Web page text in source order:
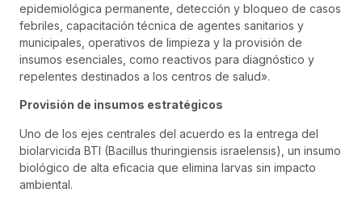
epidemiológica permanente, detección y bloqueo de casos
febriles, capacitación técnica de agentes sanitarios y
municipales, operativos de limpieza y la provisión de
insumos esenciales, como reactivos para diagnóstico y
repelentes destinados a los centros de salud».
Provisión de insumos estratégicos
Uno de los ejes centrales del acuerdo es la entrega del
biolarvicida BTI (Bacillus thuringiensis israelensis), un insumo
biológico de alta eficacia que elimina larvas sin impacto
ambiental.